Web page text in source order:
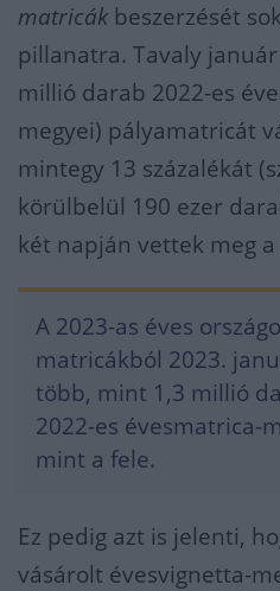
matricák beszerzését
pillanatra. Tavaly
millió darab 2022-es
megyei) pályamatricát
mintegy 13 százalékát
körülbelül 190 ezer
két napján vettek meg
A 2023-as éves
matricákból 2023.
több, mint 1,3 millió
2022-es évesmatrica-
mint a fele.
Ez pedig azt is jelenti,
vásárolt évesvignetta-